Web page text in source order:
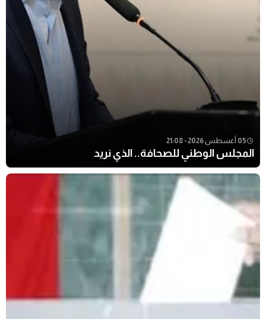
05 أغسطس 2026 - 21:08
المجلس الوطني للصحافة.. الذي نريد